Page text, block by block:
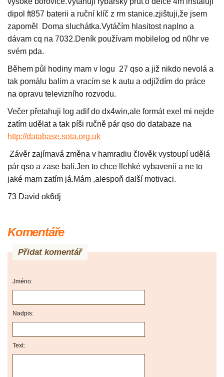
dipol ft857 baterii a ruční klíč z rm stanice.zjištuji,že jsem
zapoměl Doma sluchátka.Vytáčím hlasitost naplno a
dávam cq na 7032.Deník používam mobilelog od n0hr ve
svém pda.
Během půl hodiny mam v logu 27 qso a již nikdo nevolá a
tak pomálu balím a vracím se k autu a odjíždím do práce
na opravu televizního rozvodu.
Večer přetahuji log adif do dx4win,ale formát exel mi nejde
zatím udělat a tak píši ručně pár qso do databaze na
http://database.sota.org.uk
Závěr zajímavá změna v hamradiu člověk vystoupí udělá
pár qso a zase balí.Jen to chce llehké vybaveníí a ne to
jaké mam zatím já.Mám ,alespoň další motivaci.
73 David ok6dj
Komentáře
Přidat komentář
Jméno:
Nadpis:
Text: